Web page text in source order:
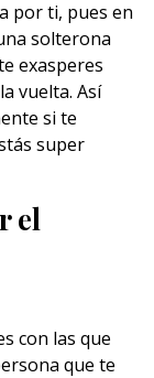
por ti, pues en
solterona
exasperes
vuelta. Así
si te
super
el
con las que
que te